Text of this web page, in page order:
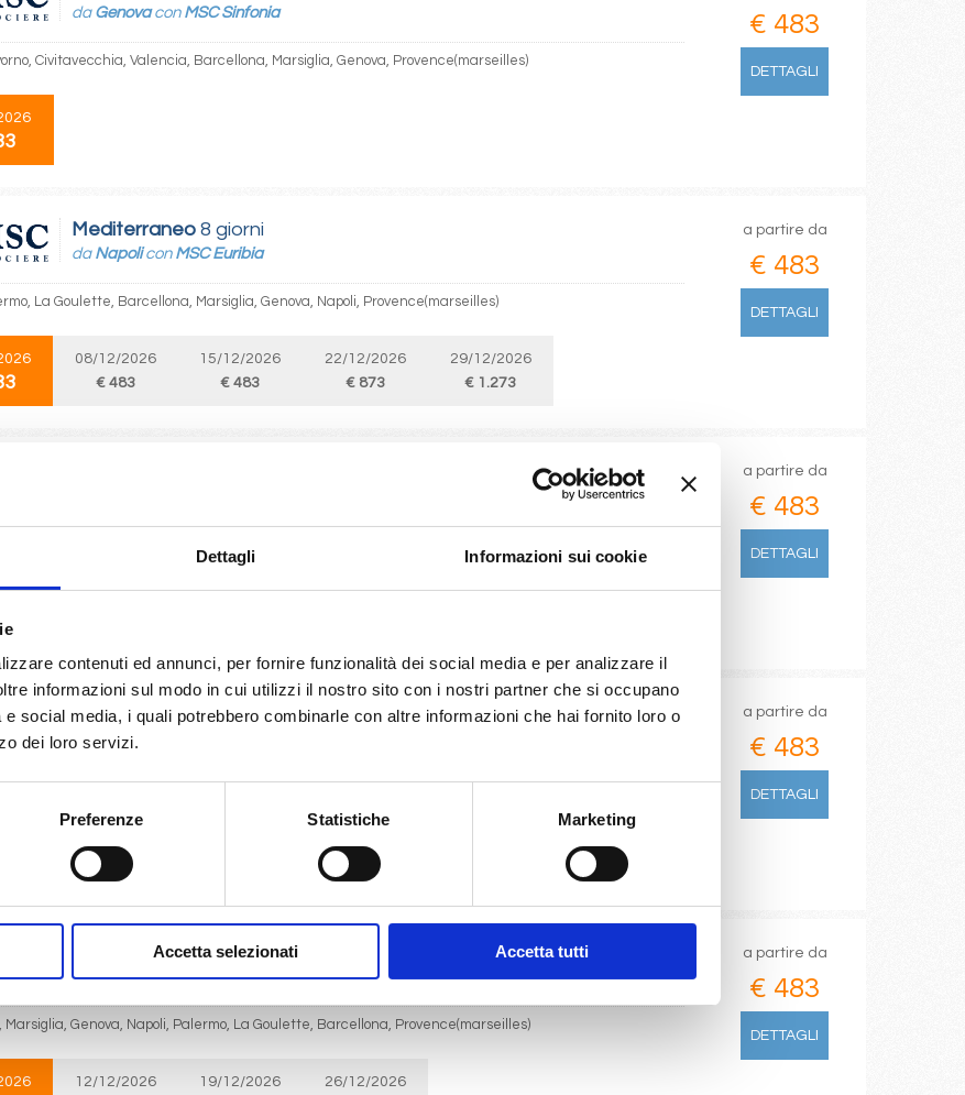
Dettagli Informazioni sui cookie
contenuti ed annunci, per fornire funzionalità dei social media e per analizzare il
informazioni sul modo in cui utilizzi il nostro sito con i nostri partner che si occupano
social media, i quali potrebbero combinarle con altre informazioni che hai fornito loro o
dei loro servizi.
Preferenze Statistiche Marketing
Accetta selezionati Accetta tutti
da Genovacon MSC Sinfonia
Civitavecchia, Valencia, Barcellona, Marsiglia, Genova, Provence(marseilles)
€ 483
DETTAGLI
Mediterraneo 8 giorni
da Napolicon MSC Euribia
La Goulette, Barcellona, Marsiglia, Genova, Napoli, Provence(marseilles)
08/12/2026
€ 483
15/12/2026
€ 483
22/12/2026
€ 873
29/12/2026
€ 1.273
a partire da
€ 483
DETTAGLI
a partire da
€ 483
DETTAGLI
Mediterraneo8 giorni
daLa Goulette
Barcellona, Marsiglia, Genova, Napoli, Palermo, La Goulette, Provence(marseilles)
€ 483
€ 873
a partire da
€ 483
DETTAGLI
Mediterraneo8 giorni
daBarcellonaconMSC Euribia
Marsiglia, Genova, Napoli, Palermo, La Goulette, Barcellona, Provence(marseilles)
12/12/2026
19/12/2026
26/12/2026
a partire da
€ 483
DETTAGLI